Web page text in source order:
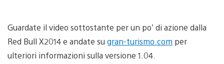
Guardate il video sottostante per un po’ di azione dalla
Red Bull X2014 e andate su gran-turismo.com per
ulteriori informazioni sulla versione 1.04.